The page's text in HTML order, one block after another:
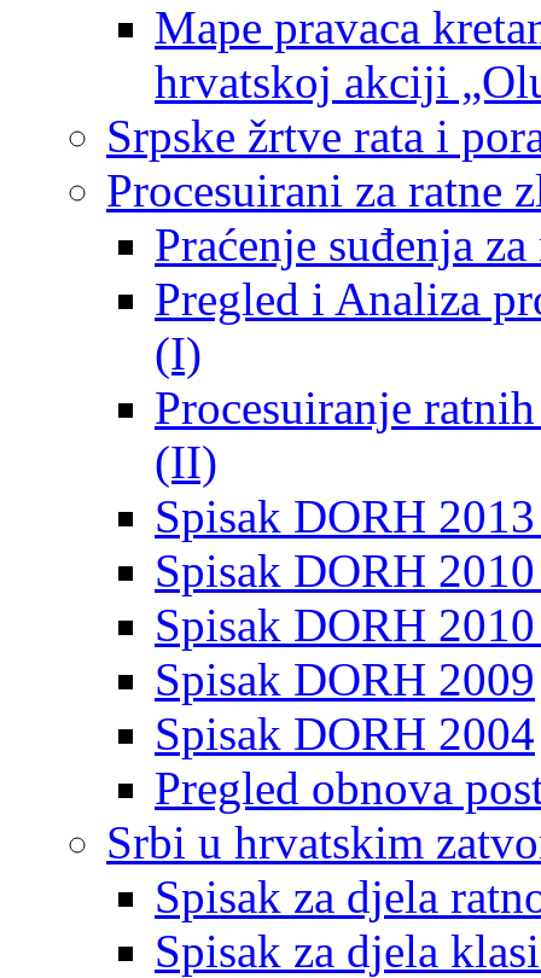
Mape pravaca
hrvatskoj akciji
Srpske žrtve rata i
Procesuirani za ratne
Praćenje suđenja
Pregled i Analiza
(I)
Procesuiranje
(II)
Spisak DORH
Spisak DORH
Spisak DORH
Spisak DORH 2009
Spisak DORH 2004
Pregled obnova
Srbi u hrvatskim
Spisak za djela
Spisak za djela